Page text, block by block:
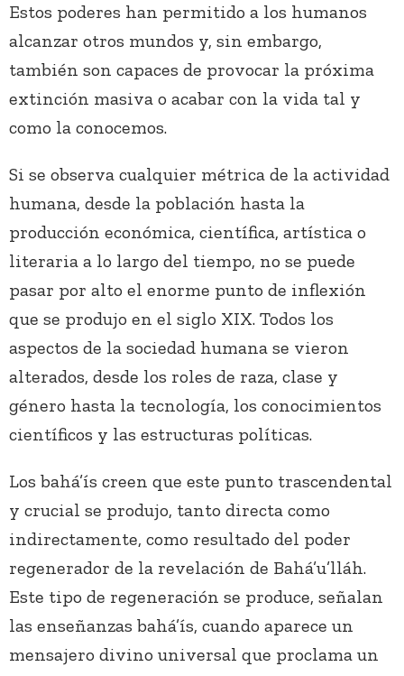
Estos poderes han permitido a los humanos
alcanzar otros mundos y, sin embargo,
también son capaces de provocar la próxima
extinción masiva o acabar con la vida tal y
como la conocemos.
Si se observa cualquier métrica de la actividad
humana, desde la población hasta la
producción económica, científica, artística o
literaria a lo largo del tiempo, no se puede
pasar por alto el enorme punto de inflexión
que se produjo en el siglo XIX. Todos los
aspectos de la sociedad humana se vieron
alterados, desde los roles de raza, clase y
género hasta la tecnología, los conocimientos
científicos y las estructuras políticas.
Los bahá’ís creen que este punto trascendental
y crucial se produjo, tanto directa como
indirectamente, como resultado del poder
regenerador de la revelación de Bahá’u’lláh.
Este tipo de regeneración se produce, señalan
las enseñanzas bahá’ís, cuando aparece un
mensajero divino universal que proclama un